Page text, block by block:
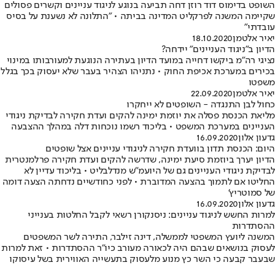
השופט בדימוס דוד רוזן דחה תביעה בנוגע לניגוד עניינים וקשרים פסולים
שקיימה המשנה לפרקליט המדינה בביתה • "התלונה לא נשענת על בסיס
עובדתי"
יאיר אלטמן18.10.2020
הדיון ב"ניגוד העניינים" יידחה?
נציגי רה"מ ביקשו דחייה במועד הדיון בעתירה הנוגעת למעורבותו במינוי
בכירים במערכת אכיפת החוק • נתניהו הצהיר בעבר שלא יעסוק בכך בגלל
משפטו
יאיר אלטמן22.09.2020
כחול לבן התנגדה - השופטים לא ייחקרו
מליאת הכנסת פסלה את יוזמת ימינה להקים ועדת חקירה לבדיקת ניגודי
העניינים במערכת המשפט • בליכוד רשמו נוכחות דלה במהלך ההצבעה
גדעון אלון16.09.2020
היום: הכנסת תדון בוועדת חקירה לניגודי עניינים אצל שופטים
הדיון יערך ביוזמת סיעת ימינה, שדרשה להקים ועדת חקירה פרלמנטרית
לבדיקת ניגודי העניינים גם של היועמ"ש מנדלבליט • בליכוד עדיין לא
החליטו אם לתמוך בהצעה המדוברת • לפני כחודשיים נדחתה הצעה דומה
של סמוטריץ'
גדעון אלון16.09.2020
למרות החשש לניגוד עניינים: ניסנקורן רשאי לקבל החלטות בענייני
ההסתדרות
המשנה ליועץ המשפטי לממשלה, דינה זילבר, התירה לשר המשפטים
לעסוק בנושאים שבהם היה לכאורה מעורב כיו"ר ההסתדרות • זאת למרות
שבעבר קבעה כי השר כץ מנוע מלעסוק בתעשייה האווירית בשל עיסוקו